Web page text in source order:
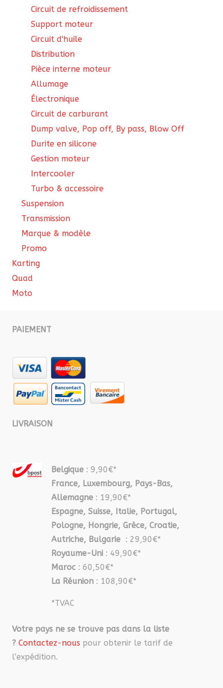
Circuit de refroidissement
Support moteur
Circuit d'huile
Distribution
Pièce interne moteur
Allumage
Électronique
Circuit de carburant
Dump valve, Pop off, By pass, Blow Off
Durite en silicone
Gestion moteur
Intercooler
Turbo & accessoire
Suspension
Transmission
Marque & modèle
Promo
Karting
Quad
Moto
PAIEMENT
LIVRAISON
Belgique : 9,90€*
France, Luxembourg, Pays-Bas,
Allemagne : 19,90€*
Espagne, Suisse, Italie, Portugal,
Pologne, Hongrie, Grèce, Croatie,
Autriche, Bulgarie : 29,90€*
Royaume-Uni : 49,90€*
Maroc : 60,50€*
La Réunion : 108,90€*
*TVAC
Votre pays ne se trouve pas dans la liste
? Contactez-nous pour obtenir le tarif de
l’expédition.